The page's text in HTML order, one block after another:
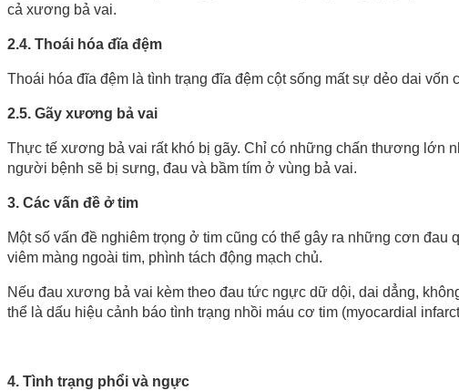
cả xương bả vai.
2.4. Thoái hóa đĩa đệm
Thoái hóa đĩa đệm là tình trạng đĩa đệm cột sống mất sự dẻo dai
2.5. Gãy xương bả vai
Thực tế xương bả vai rất khó bị gãy. Chỉ có những chấn thương lớn
người bệnh sẽ bị sưng, đau và bầm tím ở vùng bả vai.
3. Các vấn đề ở tim
Một số vấn đề nghiêm trọng ở tim cũng có thể gây ra những cơn
viêm màng ngoài tim, phình tách động mạch chủ.
Nếu đau xương bả vai kèm theo đau tức ngực dữ dội, dai dẳng,
thể là dấu hiệu cảnh báo tình trạng nhồi máu cơ tim (myocardial
4. Tình trạng phổi và ngực